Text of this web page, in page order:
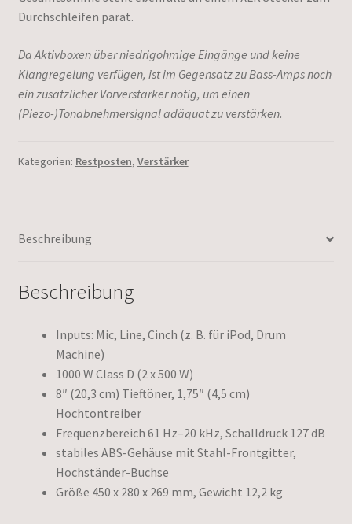
Durchschleifen parat.
Da Aktivboxen über niedrigohmige Eingänge und keine
Klangregelung verfügen, ist im Gegensatz zu Bass-Amps noch
ein zusätzlicher Vorverstärker nötig, um einen
(Piezo-)Tonabnehmersignal adäquat zu verstärken.
Kategorien: Restposten, Verstärker
Beschreibung
Beschreibung
Inputs: Mic, Line, Cinch (z. B. für iPod, Drum
Machine)
1000 W Class D (2 x 500 W)
8″ (20,3 cm) Tieftöner, 1,75″ (4,5 cm)
Hochtontreiber
Frequenzbereich 61 Hz–20 kHz, Schalldruck 127 dB
stabiles ABS-Gehäuse mit Stahl-Frontgitter,
Hochständer-Buchse
Größe 450 x 280 x 269 mm, Gewicht 12,2 kg